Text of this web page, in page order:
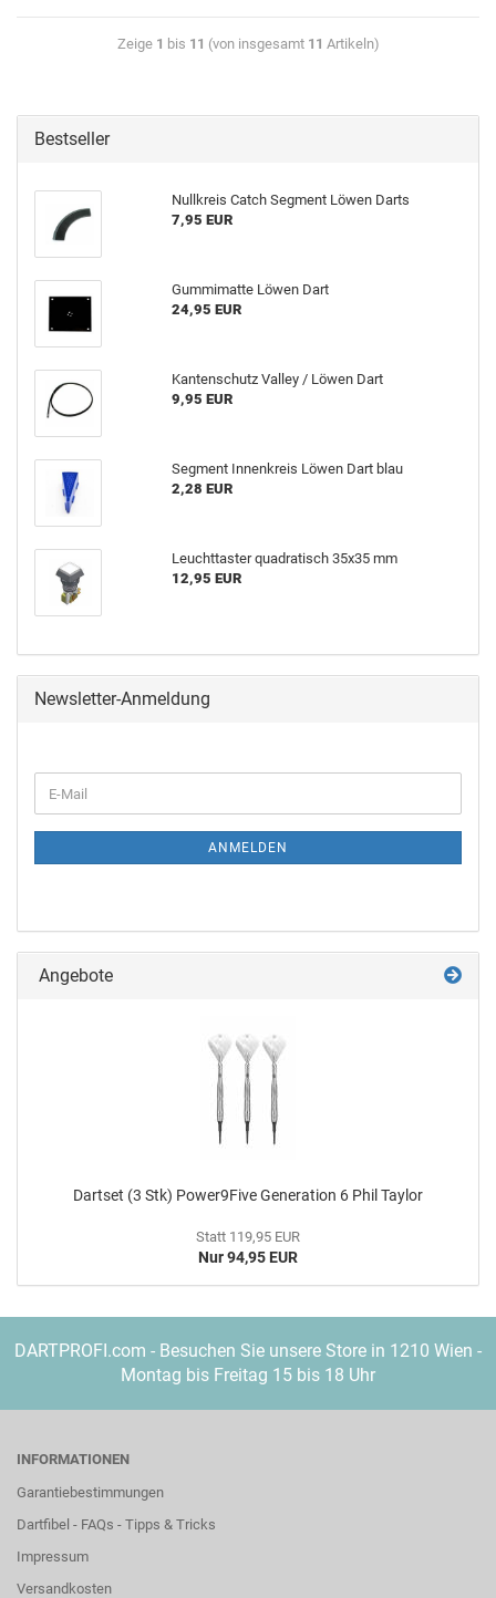
Zeige 1 bis 11 (von insgesamt 11 Artikeln)
Bestseller
Null­kreis Catch Seg­ment Löwen Darts
7,95 EUR
Gum­mi­mat­te Löwen Dart
24,95 EUR
Kan­ten­schutz Val­ley / Löwen Dart
9,95 EUR
Seg­ment In­nen­kreis Löwen Dart blau
2,28 EUR
Leucht­tas­ter qua­dra­tisch 35x35 mm
12,95 EUR
Newsletter-Anmeldung
ANMELDEN
Angebote
Dart­set (3 Stk) Power9Five Ge­nera­ti­on 6 Phil Tay­lor
Statt 119,95 EUR
Nur 94,95 EUR
DARTPROFI.com - Besuchen Sie unsere Store in 1210 Wien -
Montag bis Freitag 15 bis 18 Uhr
INFORMATIONEN
Garantiebestimmungen
Dartfibel - FAQs - Tipps & Tricks
Impressum
Versandkosten